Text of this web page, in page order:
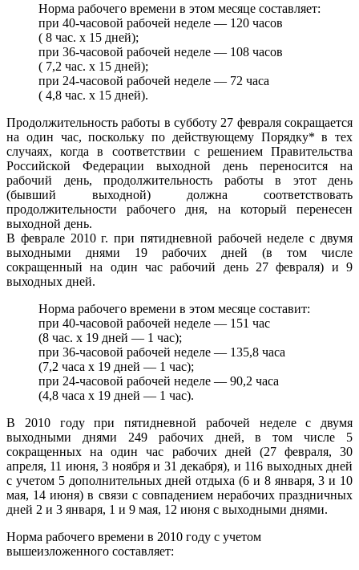
Норма рабочего времени в этом месяце составляет:
при 40-часовой рабочей неделе — 120 часов
( 8 час. x 15 дней);
при 36-часовой рабочей неделе — 108 часов
( 7,2 час. x 15 дней);
при 24-часовой рабочей неделе — 72 часа
( 4,8 час. x 15 дней).
Продолжительность работы в субботу 27 февраля сокращается
на один час, поскольку по действующему Порядку* в тех
случаях, когда в соответствии с решением Правительства
Российской Федерации выходной день переносится на
рабочий день, продолжительность работы в этот день
(бывший выходной) должна соответствовать
продолжительности рабочего дня, на который перенесен
выходной день.
В феврале 2010 г. при пятидневной рабочей неделе с двумя
выходными днями 19 рабочих дней (в том числе
сокращенный на один час рабочий день 27 февраля) и 9
выходных дней.
Норма рабочего времени в этом месяце составит:
при 40-часовой рабочей неделе — 151 час
(8 час. х 19 дней — 1 час);
при 36-часовой рабочей неделе — 135,8 часа
(7,2 часа х 19 дней — 1 час);
при 24-часовой рабочей неделе — 90,2 часа
(4,8 часа х 19 дней — 1 час).
В 2010 году при пятидневной рабочей неделе с двумя
выходными днями 249 рабочих дней, в том числе 5
сокращенных на один час рабочих дней (27 февраля, 30
апреля, 11 июня, 3 ноября и 31 декабря), и 116 выходных дней
с учетом 5 дополнительных дней отдыха (6 и 8 января, 3 и 10
мая, 14 июня) в связи с совпадением нерабочих праздничных
дней 2 и 3 января, 1 и 9 мая, 12 июня с выходными днями.
Норма рабочего времени в 2010 году с учетом
вышеизложенного составляет: